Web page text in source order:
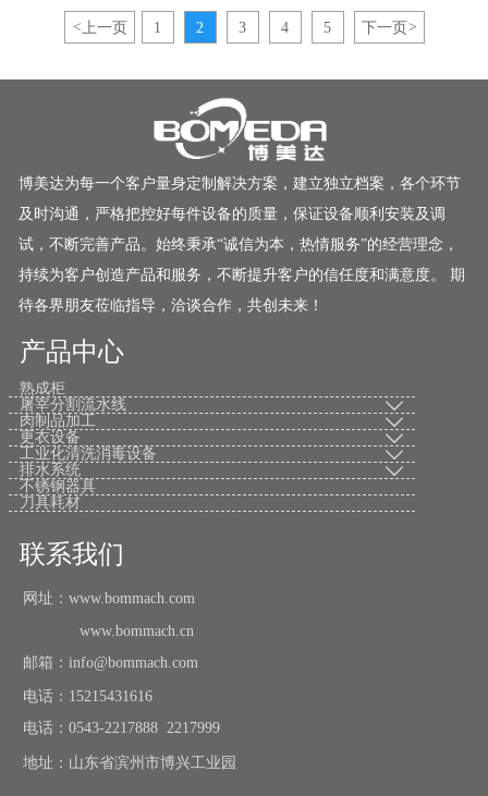
<上一页 1 2 3 4 5 下一页 >
博美达为每一个客户量身定制解决方案，建立独立档案，各个环节
及时沟通，严格把控好每件设备的质量，保证设备顺利安装及调
试，不断完善产品。始终秉承“诚信为本，热情服务”的经营理念，
持续为客户创造产品和服务，不断提升客户的信任度和满意度。 期
待各界朋友莅临指导，洽谈合作，共创未来！
产品中心
熟成柜
屠宰分割流水线

肉制品加工 
更衣设备 
工业化清洗消毒设备 
排水系统 
不锈钢器具
刀具耗材
联系我们
网址：www.bommach.com
www.bommach.cn
邮箱：info@bommach.com
电话：15215431616
电话：0543-2217888 2217999
地址：山东省滨州市博兴工业园